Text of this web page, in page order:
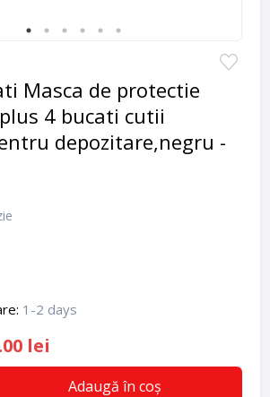
Masca de protectie
plus 4 bucati cutii
depozitare,negru -
1-2 days
lei
Adaugă în coș